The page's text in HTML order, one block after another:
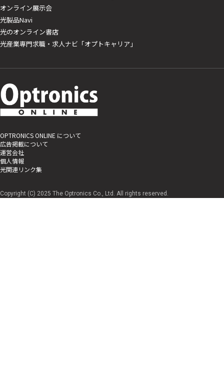
オンライン展示会
光製品Navi
光のオンライン書店
光産業専門求職・求人ナビ「オプトキャリア」
OPTRONICS ONLINE について
広告掲載について
運営会社
個人情報
光関連リンク集
Copyright (C) 2025 The Optronics Co., Ltd. All rights reserved.